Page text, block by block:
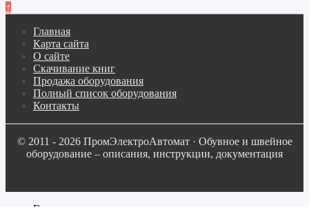
↑
Главная
Карта сайта
О сайте
Скачивание книг
Продажа оборудования
Полный список оборудования
Контакты
© 2011 - 2026 ПромЭлектроАвтомат · Обувное и швейное
оборудование – описания, инструкции, документация